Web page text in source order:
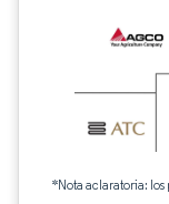
*Nota aclaratoria: